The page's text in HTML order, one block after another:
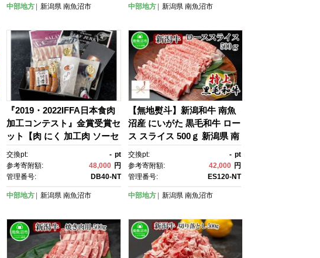
中部地方 新潟県 南魚沼市
凍】
中部地方 新潟県 南魚沼市
『2019・2022IFFA日本食肉
加工コンテスト』金賞受賞セ
ット【肉 にく 加工肉 ソーセ
ージ ジャーキー 地鶏 ロース
トビーフ ベーコン サラミ 金
賞 セット 】
交換pt: - pt
参考寄附額:
48,000 円
管理番号:
DB40-NT
中部地方 新潟県 南魚沼市
【無地熨斗】新潟和牛 南魚
沼産 にいがた 黒毛和牛 ロー
ス スライス 500ｇ 新潟県 南
魚沼市
交換pt: - pt
参考寄附額:
42,000 円
管理番号:
ES120-NT
中部地方 新潟県 南魚沼市